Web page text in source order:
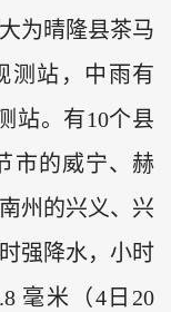
为晴隆县茶马
测站，中雨有
站。有10个县
市的威宁、赫
州的兴义、兴
强降水，小时
毫米（4日20